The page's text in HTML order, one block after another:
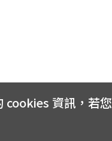
資訊，若